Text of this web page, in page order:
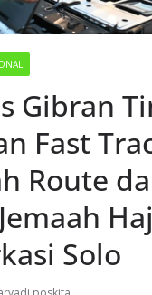
Gibran
Fast
Route
Solo